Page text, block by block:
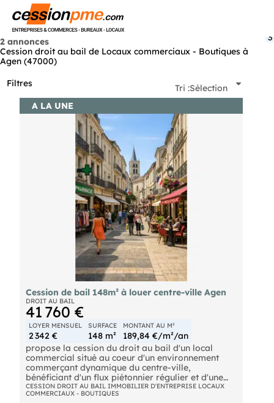
2 annonces
Cession droit au bail de Locaux commerciaux - Boutiques à
Agen (47000)
Filtres
3
Tri :Sélection
A LA UNE
Cession de bail 148m² à louer centre-ville Agen
DROIT AU BAIL
41 760 €
LOYER MENSUEL
2 342 €
SURFACE
148 m²
MONTANT AU M²
189,84 €/m²/an
propose la cession du droit au bail d'un local
commercial situé au coeur d'un environnement
commerçant dynamique du centre-ville,
bénéficiant d'un flux piétonnier régulier et d'une
excellente visibilité commerciale. Ce local a
précédemment accueilli des enseignes nationales
CESSION DROIT AU BAIL IMMOBILIER D'ENTREPRISE LOCAUX
COMMERCIAUX - BOUTIQUES